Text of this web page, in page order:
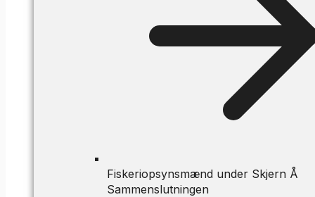
Fiskeriopsynsmænd under Skjern Å
Sammenslutningen